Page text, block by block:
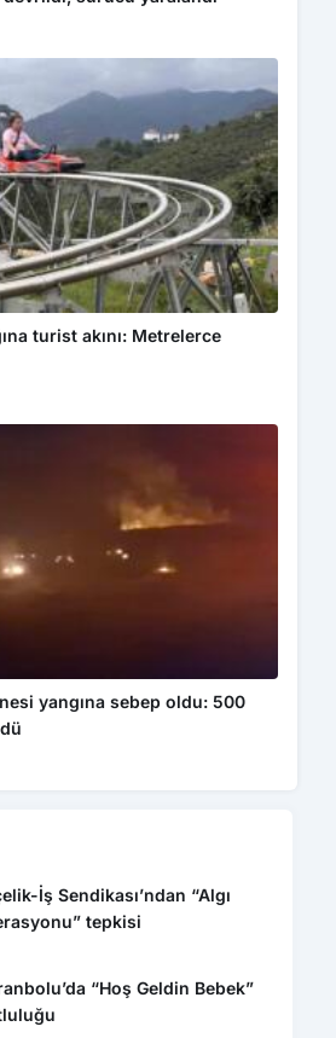
turist akını: Metrelerce
İş Sendikası’ndan “Algı
“Hoş Geldin Bebek”
No’lu Cadde yenilendi, sıra